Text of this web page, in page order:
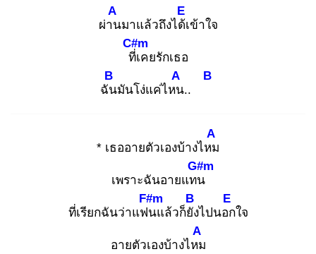
ผ่าน
A
มาแล้วถึงได้เ
E
ข้าใจ
ที่เ
C#m
คยรักเธอ
ฉัน
B
มันโง่แค่ไหน
A
..
B
* เธออายตัวเองบ้างไหม
A
เพราะฉันอายแทน
G#m
ที่เรียกฉันว่าแฟน
F#m
แล้วก็ยัง
B
ไปนอก
E
ใจ
อายตัวเองบ้างไหม
A